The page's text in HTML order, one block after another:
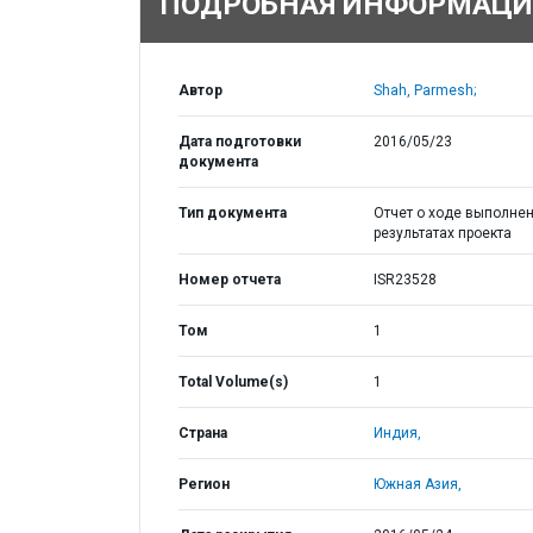
Автор Shah, Parmesh;
Дата подготовки
документа
2016/05/23
Тип документа
Отчет о ходе
результатах проекта
Номер отчета ISR23528
Том 1
Total Volume(s) 1
Страна Индия,
Регион Южная Азия,